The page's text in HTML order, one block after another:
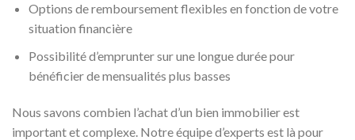
Options de remboursement flexibles en fonction de votre
situation financière
Possibilité d’emprunter sur une longue durée pour
bénéficier de mensualités plus basses
Nous savons combien l’achat d’un bien immobilier est
important et complexe. Notre équipe d’experts est là pour